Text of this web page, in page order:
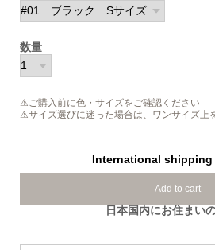
数量
⚠ご購入前に色・サイズをご確認ください
⚠サイズ選びに迷った場合は、ワンサイズ上
International shipping
Add to cart
日本国内にお住まい